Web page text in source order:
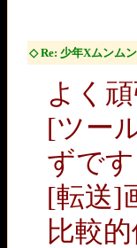
◇ Re: 少年Xムンム
よく
[ツー
ずです
[転送]
比較